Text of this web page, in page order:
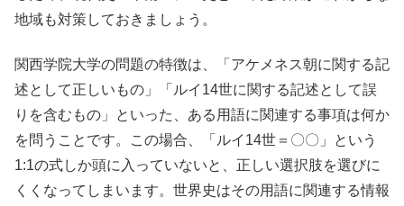
地域も対策しておきましょう。
関西学院大学の問題の特徴は、「アケメネス朝に関する記
述として正しいもの」「ルイ14世に関する記述として誤
りを含むもの」といった、ある用語に関連する事項は何か
を問うことです。この場合、「ルイ14世＝〇〇」という
1:1の式しか頭に入っていないと、正しい選択肢を選びに
くくなってしまいます。世界史はその用語に関連する情報